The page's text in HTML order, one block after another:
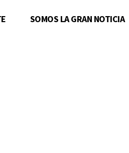
SOMOS LA GRAN NOTICIA